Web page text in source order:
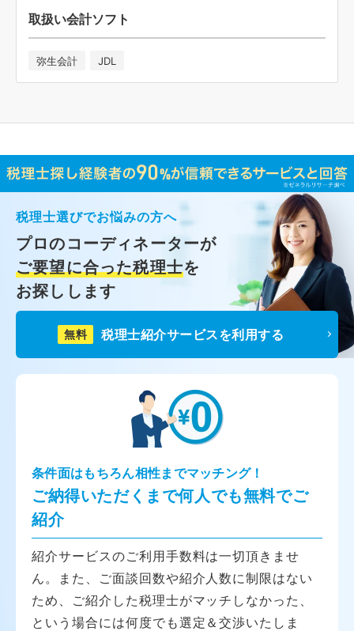
取扱い会計ソフト
弥生会計 JDL
税理士選びでお悩みの方へ
プロのコーディネーターが
ご要望に合った税理士を
お探しします
無料 税理士紹介サービスを利用する
条件面はもちろん相性までマッチング！
ご納得いただくまで何人でも無料でご
紹介
紹介サービスのご利用手数料は一切頂きませ
ん。また、ご面談回数や紹介人数に制限はない
ため、ご紹介した税理士がマッチしなかった、
という場合には何度でも選定＆交渉いたしま